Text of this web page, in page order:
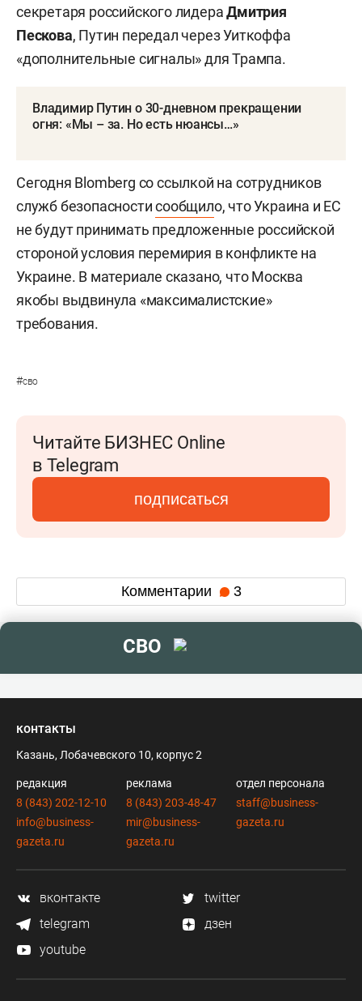
секретаря российского лидераДмитрия
Пескова, Путин передал через Уиткоффа
«дополнительные сигналы» для Трампа.
Владимир Путин о 30-дневном прекращении
огня: «Мы – за. Но есть нюансы…»
Сегодня Blomberg со ссылкой на сотрудников
служб безопасностисообщило, что Украина и ЕС
не будут принимать предложенные российской
стороной условия перемирия в конфликте на
Украине. В материале сказано, что Москва
якобы выдвинула «максималистские»
требования.
#сво
Читайте БИЗНЕС Online
в Telegram
подписаться
Комментарии 3
СВО
контакты
Казань, Лобачевского 10, корпус 2
редакция
8 (843) 202-12-10
info@business-
gazeta.ru
реклама
8 (843) 203-48-47
mir@business-
gazeta.ru
отдел персонала
staff@business-
gazeta.ru
вконтакте
twitter
telegram
дзен
youtube